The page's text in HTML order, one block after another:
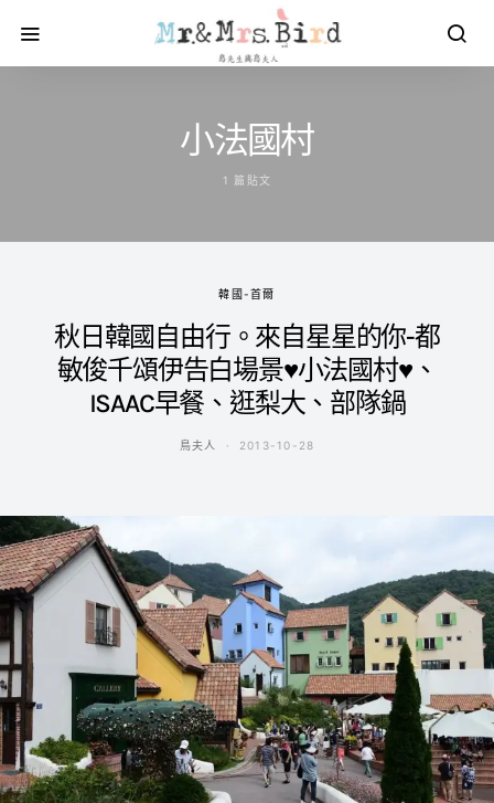
小法國村
1 篇貼文
韓國-首爾
秋日韓國自由行。來自星星的你-都
敏俊千頌伊告白場景♥小法國村♥、
ISAAC早餐、逛梨大、部隊鍋
鳥夫人 2013-10-28